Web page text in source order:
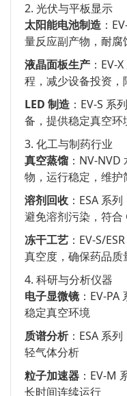
2. 光伏与平板显示
太阳能电池制造 ：
量反应副产物，耐腐
液晶面板生产 ：EV-
程，减少设备投资，
LED 制造 ：EV-S 系
备，提供稳定真空环
3. 化工与制药行业
真空蒸馏 ：NV-
物，运行稳定，维护
溶剂回收 ：ESA 系
避免溶剂污染，符合
冻干工艺 ：EV-S/
真空度，确保药品质
4. 科研与分析仪器
电子显微镜 ：EV-
稳定真空环境
质谱分析：ESA 系
轻气体分析
粒子加速器 ：EV-M
长时间连续运行